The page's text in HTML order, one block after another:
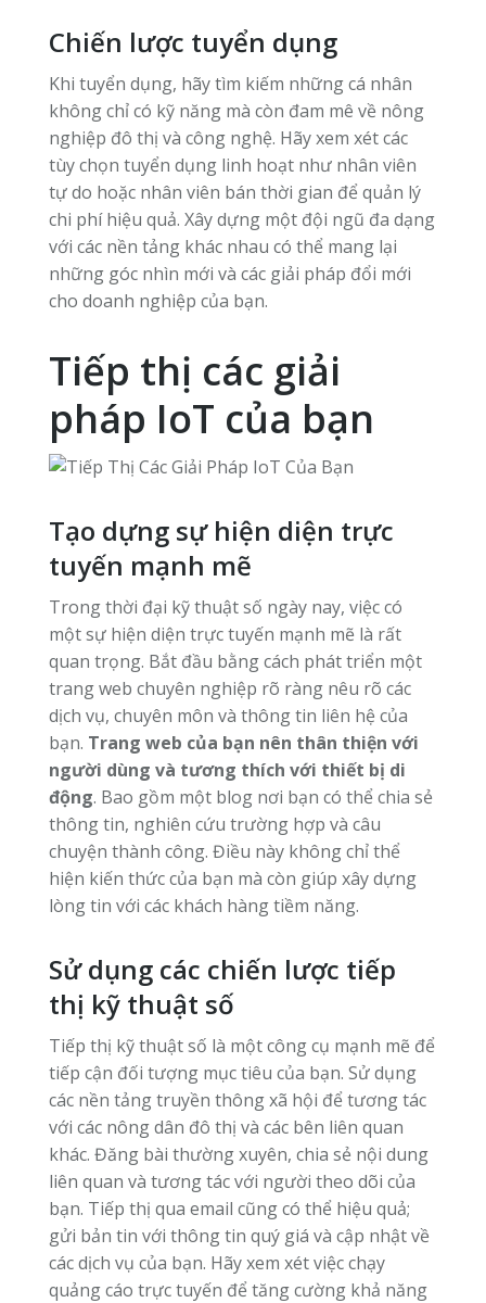
Chiến lược tuyển dụng
Khi tuyển dụng, hãy tìm kiếm những cá nhân
không chỉ có kỹ năng mà còn đam mê về nông
nghiệp đô thị và công nghệ. Hãy xem xét các
tùy chọn tuyển dụng linh hoạt như nhân viên
tự do hoặc nhân viên bán thời gian để quản lý
chi phí hiệu quả. Xây dựng một đội ngũ đa dạng
với các nền tảng khác nhau có thể mang lại
những góc nhìn mới và các giải pháp đổi mới
cho doanh nghiệp của bạn.
Tiếp thị các giải
pháp IoT của bạn
Tạo dựng sự hiện diện trực
tuyến mạnh mẽ
Trong thời đại kỹ thuật số ngày nay, việc có
một sự hiện diện trực tuyến mạnh mẽ là rất
quan trọng. Bắt đầu bằng cách phát triển một
trang web chuyên nghiệp rõ ràng nêu rõ các
dịch vụ, chuyên môn và thông tin liên hệ của
bạn. Trang web của bạn nên thân thiện với
người dùng và tương thích với thiết bị di
động. Bao gồm một blog nơi bạn có thể chia sẻ
thông tin, nghiên cứu trường hợp và câu
chuyện thành công. Điều này không chỉ thể
hiện kiến thức của bạn mà còn giúp xây dựng
lòng tin với các khách hàng tiềm năng.
Sử dụng các chiến lược tiếp
thị kỹ thuật số
Tiếp thị kỹ thuật số là một công cụ mạnh mẽ để
tiếp cận đối tượng mục tiêu của bạn. Sử dụng
các nền tảng truyền thông xã hội để tương tác
với các nông dân đô thị và các bên liên quan
khác. Đăng bài thường xuyên, chia sẻ nội dung
liên quan và tương tác với người theo dõi của
bạn. Tiếp thị qua email cũng có thể hiệu quả;
gửi bản tin với thông tin quý giá và cập nhật về
các dịch vụ của bạn. Hãy xem xét việc chạy
quảng cáo trực tuyến để tăng cường khả năng